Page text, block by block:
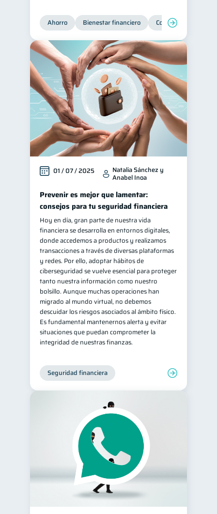
Ahorro Bienestar financiero Consejos
01 / 07 / 2025 Natalia Sánchez y
Anabel Inoa
Prevenir es mejor que lamentar:
consejos para tu seguridad financiera
Hoy en día, gran parte de nuestra vida
financiera se desarrolla en entornos digitales,
donde accedemos a productos y realizamos
transacciones a través de diversas plataformas
y redes. Por ello, adoptar hábitos de
ciberseguridad se vuelve esencial para proteger
tanto nuestra información como nuestro
bolsillo. Aunque muchas operaciones han
migrado al mundo virtual, no debemos
descuidar los riesgos asociados al ámbito físico.
Es fundamental mantenernos alerta y evitar
situaciones que puedan comprometer la
integridad de nuestras finanzas.
Seguridad financiera